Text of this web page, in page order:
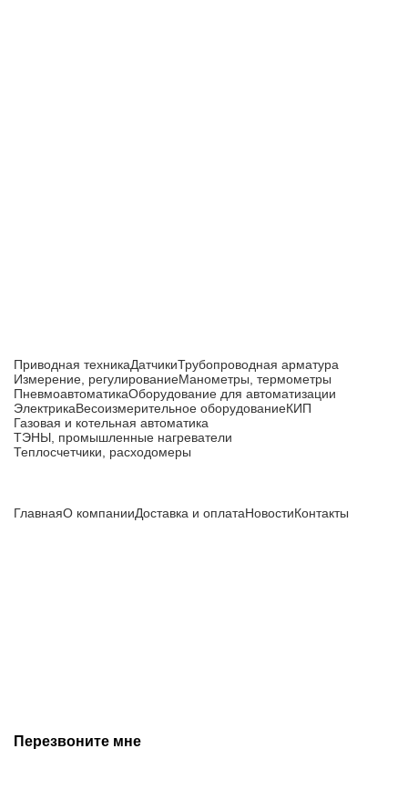
Приводная техникаДатчикиТрубопроводная арматура
Измерение, регулированиеМанометры, термометры
ПневмоавтоматикаОборудование для автоматизации
ЭлектрикаВесоизмерительное оборудованиеКИП
Газовая и котельная автоматика
ТЭНЫ, промышленные нагреватели
Теплосчетчики, расходомеры
ГлавнаяО компанииДоставка и оплатаНовостиКонтакты
Перезвоните мне